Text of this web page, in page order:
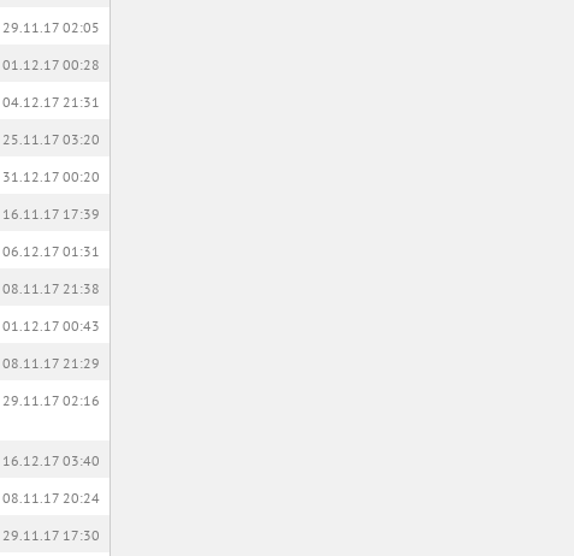
29.11.17 02:05
01.12.17 00:28
04.12.17 21:31
25.11.17 03:20
31.12.17 00:20
16.11.17 17:39
06.12.17 01:31
08.11.17 21:38
01.12.17 00:43
08.11.17 21:29
29.11.17 02:16
16.12.17 03:40
08.11.17 20:24
29.11.17 17:30